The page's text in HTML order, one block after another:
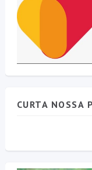
CURTA NOSSA